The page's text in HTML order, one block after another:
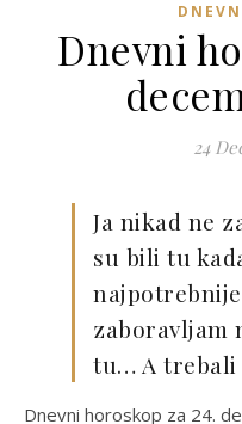
Dnevni
24
Ja nikad ne
su bili tu
zaboravljam
tu… A trebali
Dnevni horoskop za 24.